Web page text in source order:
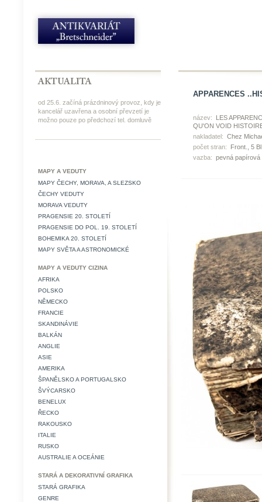
od 25.6. začíná prázdninový provoz, kdy je
kancelář uzavřena a osobní převzetí je
možno pouze po předchozí tel. domluvě
MAPY A VEDUTY
MAPY ČECHY, MORAVA, A SLEZSKO
ČECHY VEDUTY
MORAVA VEDUTY
PRAGENSIE 20. STOLETÍ
PRAGENSIE DO POL. 19. STOLETÍ
BOHEMIKA 20. STOLETÍ
MAPY SVĚTA A ASTRONOMICKÉ
MAPY A VEDUTY CIZINA
AFRIKA
POLSKO
NĚMECKO
FRANCIE
SKANDINÁVIE
BALKÁN
ANGLIE
ASIE
AMERIKA
ŠPANĚLSKO A PORTUGALSKO
ŠVÝCARSKO
BENELUX
ŘECKO
RAKOUSKO
ITALIE
RUSKO
AUSTRALIE A OCEÁNIE
STARÁ A DEKORATIVNÍ GRAFIKA
STARÁ GRAFIKA
GENRE
APPARENCES
název:
LES
QU'ON VOID
nakladatel: Chez
počet stran:
Front., 5
vazba: pevná